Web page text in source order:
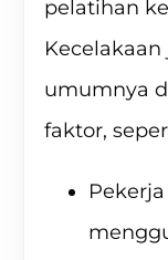
pelatihan
umumnya
faktor,